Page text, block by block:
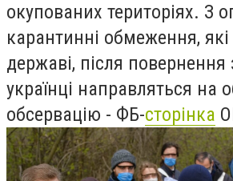
окупованих територіях. З
карантинні обмеження, які
державі, після повернення
українці направляться на
обсервацію - ФБ-сторінка